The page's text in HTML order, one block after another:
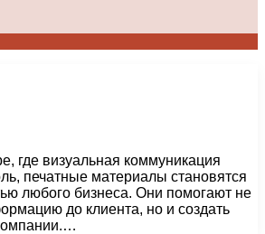
где визуальная коммуникация
печатные материалы становятся
любого бизнеса. Они помогают не
до клиента, но и создать